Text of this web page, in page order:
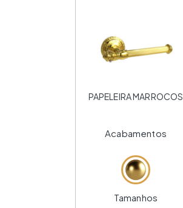
PAPELEIRA MARROCOS
Acabamentos
Tamanhos